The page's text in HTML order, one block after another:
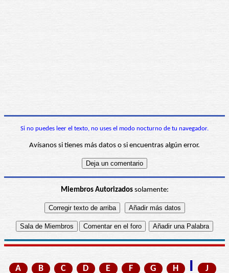
Si no puedes leer el texto, no uses el modo nocturno de tu navegador.
Avísanos si tienes más datos o si encuentras algún error.
Miembros Autorizadossolamente:
A B C D E F G H I
J